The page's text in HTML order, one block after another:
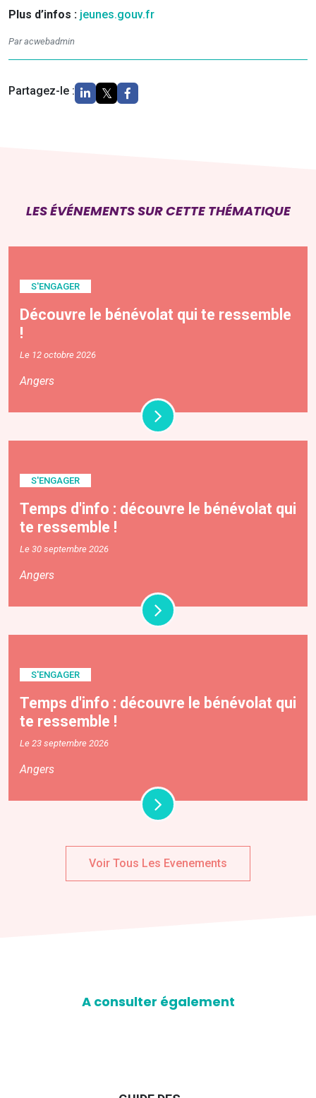
Plus d’infos : jeunes.gouv.fr
Par acwebadmin
Partagez-le :
LES ÉVÉNEMENTS SUR CETTE THÉMATIQUE
S'ENGAGER
Découvre le bénévolat qui te ressemble
!
Le 12 octobre 2026
Angers
S'ENGAGER
Temps d'info : découvre le bénévolat qui
te ressemble !
Le 30 septembre 2026
Angers
S'ENGAGER
Temps d'info : découvre le bénévolat qui
te ressemble !
Le 23 septembre 2026
Angers
Voir Tous Les Evenements
A consulter également